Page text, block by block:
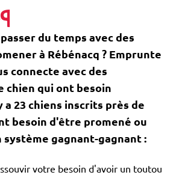
du temps avec des
à Rébénacq ? Emprunte
connecte avec des
chien qui ont besoin
a 23 chiens inscrits près de
besoin d'être promené ou
système gagnant-gagnant :
votre besoin d'avoir un toutou